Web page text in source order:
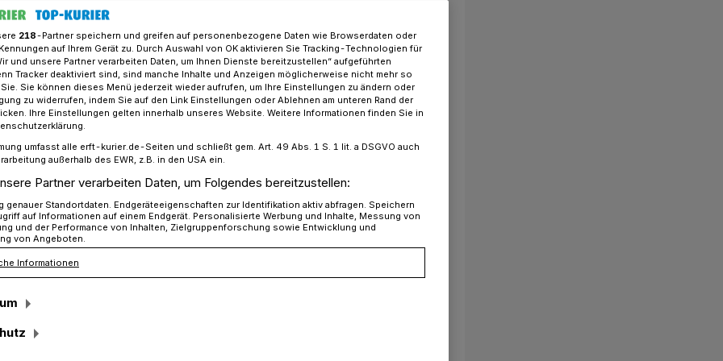
der „Grevenbroicher gegen Ghettos“​
gegen Ghettos“
einer Woche folgte die Mehrheit des
Gutachten und erklärte beide
für unzulässig.
die aktiv gewordenen Bürger
218-Partner speichern und greifen auf personenbezogene Daten wie Browserdaten oder
auf Ihrem Gerät zu. Durch Auswahl von OK aktivieren Sie Tracking-Technologien für
und unsere Partner verarbeiten Daten, um Ihnen Dienste bereitzustellen“ aufgeführten
Tracker deaktiviert sind, sind manche Inhalte und Anzeigen möglicherweise nicht mehr so
Sie können dieses Menü jederzeit wieder aufrufen, um Ihre Einstellungen zu ändern oder
zu widerrufen, indem Sie auf den Link Einstellungen oder Ablehnen am unteren Rand der
Ihre Einstellungen gelten innerhalb unseres Website. Weitere Informationen finden Sie in
umfasst alle erft-kurier.de-Seiten und schließt gem. Art. 49 Abs. 1 S. 1 lit. a DSGVO auch
außerhalb des EWR, z.B. in den USA ein.
Partner verarbeiten Daten, um Folgendes bereitzustellen:
genauer Standortdaten. Endgeräteeigenschaften zur Identifikation aktiv abfragen. Speichern
auf Informationen auf einem Endgerät. Personalisierte Werbung und Inhalte, Messung von
und der Performance von Inhalten, Zielgruppenforschung sowie Entwicklung und
von Angeboten.
Informationen